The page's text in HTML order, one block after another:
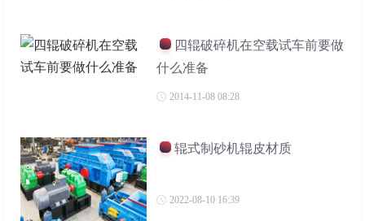
四辊破碎机在空载试车前要做
什么准备
2014-11-08 08:28
辊式制砂机辊皮材质
2022-08-10 16:39